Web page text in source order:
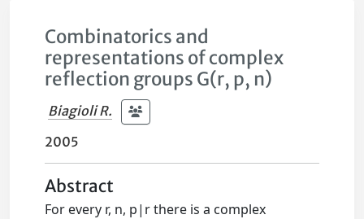
Combinatorics and
representations of complex
reflection groups G(r, p, n)
Biagioli R.
2005
Abstract
For every r, n, p|r there is a complex